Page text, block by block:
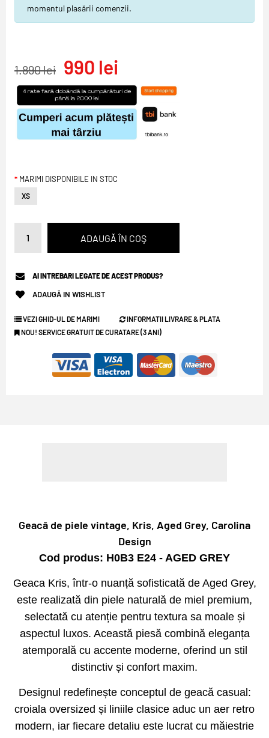
momentul plasării comenzii.
1.890 lei 990 lei
MARIMI DISPONIBILE IN STOC
XS
AI INTREBARI LEGATE DE ACEST PRODUS?
ADAUGĂ IN WISHLIST
VEZI GHID-UL DE MARIMI
INFORMATII LIVRARE & PLATA
NOU! SERVICE GRATUIT DE CURATARE (3 ANI)
Geacă de piele vintage, Kris, Aged Grey, Carolina
Design
Cod produs: H0B3 E24 - AGED GREY
Geaca Kris, într-o nuanță sofisticată de Aged Grey,
este realizată din piele naturală de miel premium,
selectată cu atenție pentru textura sa moale și
aspectul luxos. Această piesă combină eleganța
atemporală cu accente moderne, oferind un stil
distinctiv și confort maxim.
Designul redefinește conceptul de geacă casual:
croiala oversized și liniile clasice aduc un aer retro
modern, iar fiecare detaliu este lucrat cu măiestrie